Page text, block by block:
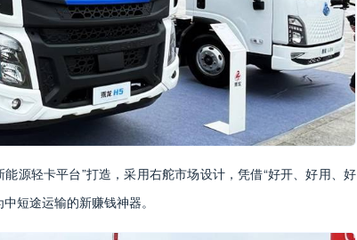
源轻卡平台”打造，采用右舵市场设计，凭借“好开、好用、好
短途运输的新赚钱神器。